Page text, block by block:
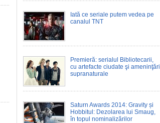
Iată ce seriale putem vedea pe
canalul TNT
Premieră: serialul Bibliotecarii,
cu artefacte ciudate şi ameninţări
supranaturale
Saturn Awards 2014: Gravity și
Hobbitul: Dezolarea lui Smaug,
în topul nominalizărilor